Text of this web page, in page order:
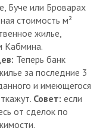
Буче или Броварах
стоимость м²
жилье,
Кабмина.
Теперь банк
за последние 3
и имеющегося
Совет: если
от сделок по